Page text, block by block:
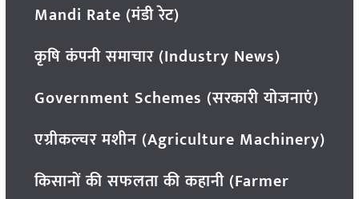
Mandi Rate (मंडी रेट)
कृषि कंपनी समाचार (Industry News)
Government Schemes (सरकारी योजनाएं)
एग्रीकल्चर मशीन (Agriculture Machinery)
किसानों की सफलता की कहानी (Farmer